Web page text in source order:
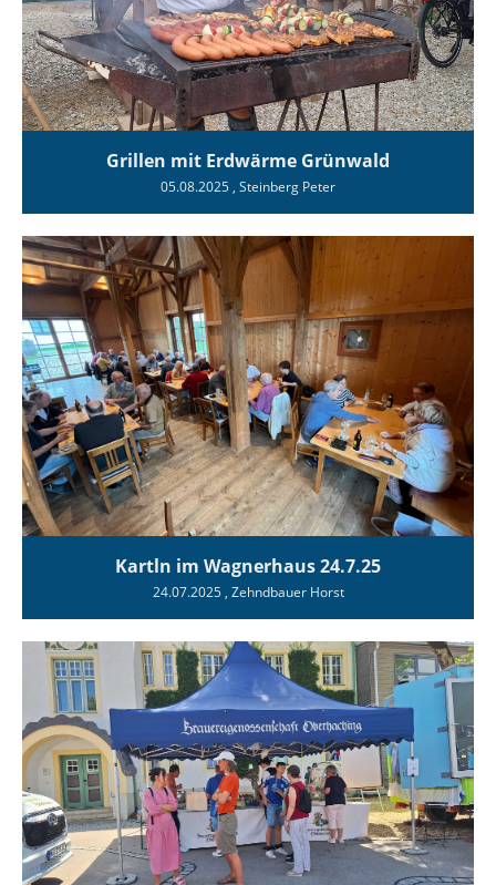
Grillen mit Erdwärme Grünwald
05.08.2025 , Steinberg Peter
Kartln im Wagnerhaus 24.7.25
24.07.2025, Zehndbauer Horst